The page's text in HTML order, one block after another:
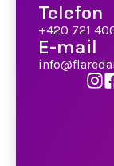
Telefon
+420 721
E-mail